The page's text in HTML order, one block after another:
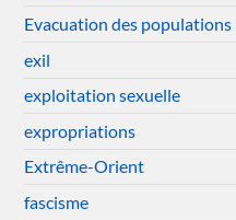
Evacuation des populations
exil
exploitation sexuelle
expropriations
Extrême-Orient
fascisme